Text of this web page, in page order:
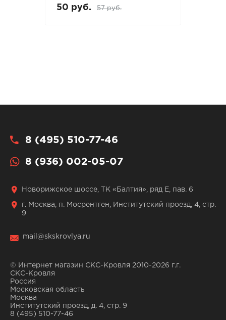
50 руб. 57 руб.
8 (495) 510-77-46
8 (936) 002-05-07
Новорижское шоссе, ТК «Балтия», ряд Е, пав. 6
г. Москва, п. Мосрентген, Институтский проезд, 4, стр.
9
mail@skskrovlya.ru
© Интернет магазин СКС-Кровля 2010-2026 г.г.
СКС-Кровля
Россия
Московская область
Москва
Институтский проезд, д. 4, стр. 9
8 (495) 510-77-46